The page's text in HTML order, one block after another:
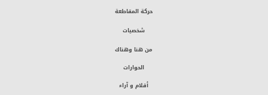
حركة المقاطعة
شخصيات
من هنا وهناك
الحوارات
أقلام و آراء